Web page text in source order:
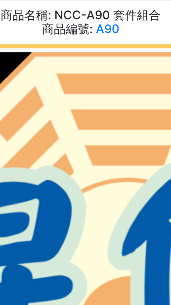
商品名稱: NCC-A90 套件組合
商品編號: A90